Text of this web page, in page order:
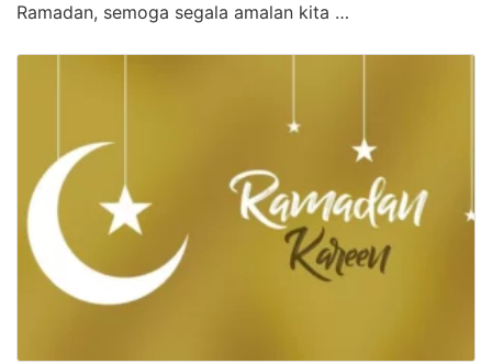
Ramadan, semoga segala amalan kita …